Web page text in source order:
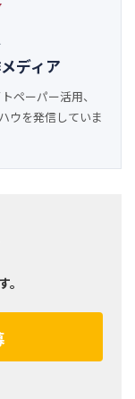
ディア
ペーパー活用、
ウを発信していま
。